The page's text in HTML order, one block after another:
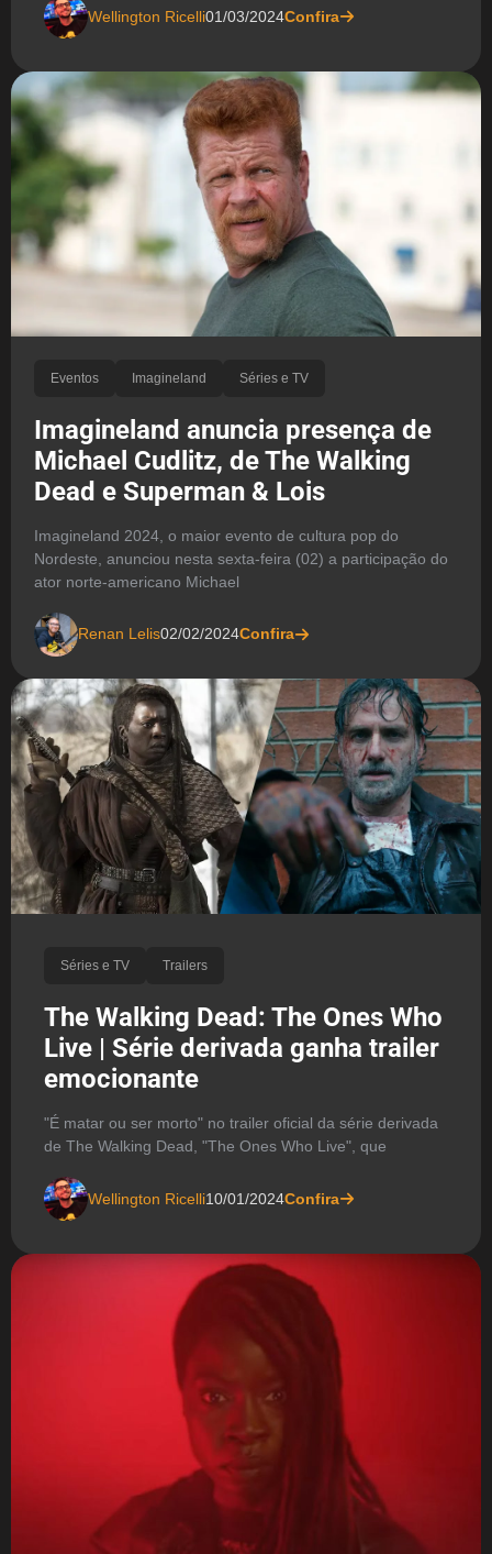
Wellington Ricelli01/03/2024Confira
Eventos Imagineland Séries e TV
Imagineland anuncia presença de
Michael Cudlitz, de The Walking
Dead e Superman & Lois
Imagineland 2024, o maior evento de cultura pop do
Nordeste, anunciou nesta sexta-feira (02) a participação do
ator norte-americano Michael
Renan Lelis02/02/2024Confira
Séries e TV Trailers
The Walking Dead: The Ones Who
Live | Série derivada ganha trailer
emocionante
"É matar ou ser morto" no trailer oficial da série derivada
de The Walking Dead, "The Ones Who Live", que
Wellington Ricelli10/01/2024Confira